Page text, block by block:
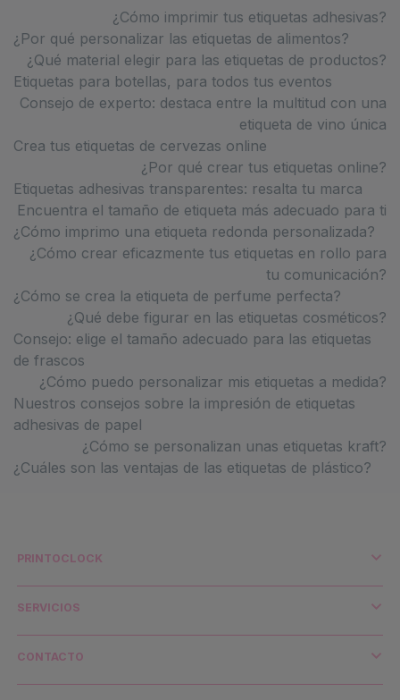
¿Cómo imprimir tus etiquetas adhesivas?
¿Por qué personalizar las etiquetas de alimentos?
¿Qué material elegir para las etiquetas de productos?
Etiquetas para botellas, para todos tus eventos
Consejo de experto: destaca entre la multitud con una
etiqueta de vino única
Crea tus etiquetas de cervezas online
¿Por qué crear tus etiquetas online?
Etiquetas adhesivas transparentes: resalta tu marca
Encuentra el tamaño de etiqueta más adecuado para ti
¿Cómo imprimo una etiqueta redonda personalizada?
¿Cómo crear eficazmente tus etiquetas en rollo para
tu comunicación?
¿Cómo se crea la etiqueta de perfume perfecta?
¿Qué debe figurar en las etiquetas cosméticos?
Consejo: elige el tamaño adecuado para las etiquetas
de frascos
¿Cómo puedo personalizar mis etiquetas a medida?
Nuestros consejos sobre la impresión de etiquetas
adhesivas de papel
¿Cómo se personalizan unas etiquetas kraft?
¿Cuáles son las ventajas de las etiquetas de plástico?
PRINTOCLOCK
SERVICIOS
CONTACTO